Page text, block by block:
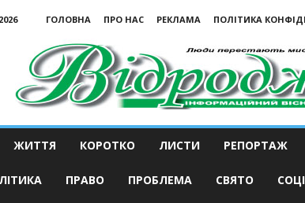
ГОЛОВНА ПРО НАС РЕКЛАМА
ПОЛІТИКА
ЖИТТЯ КОРОТКО ЛИСТИ РЕПОРТАЖ
ПРАВО ПРОБЛЕМА СВЯТО